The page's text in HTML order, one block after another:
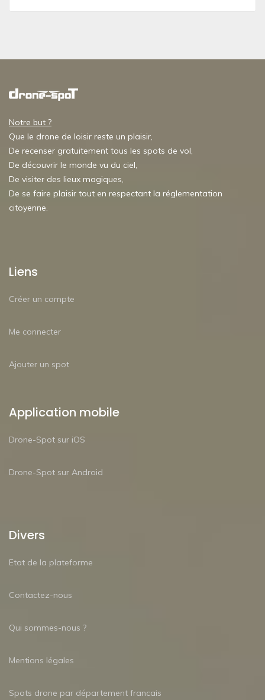
Notre but ?
Que le drone de loisir reste un plaisir,
De recenser gratuitement tous les spots de vol,
De découvrir le monde vu du ciel,
De visiter des lieux magiques,
De se faire plaisir tout en respectant la réglementation
citoyenne.
Liens
Créer un compte
Me connecter
Ajouter un spot
Application mobile
Drone-Spot sur iOS
Drone-Spot sur Android
Divers
Etat de la plateforme
Contactez-nous
Qui sommes-nous ?
Mentions légales
Spots drone par département francais